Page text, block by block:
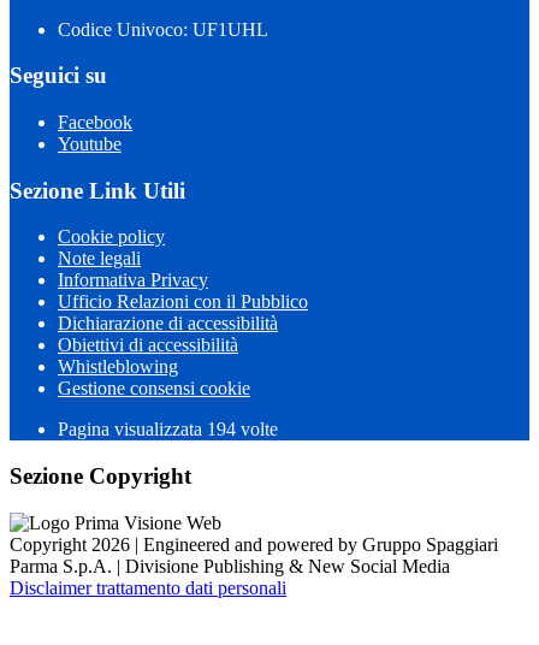
Codice Univoco: UF1UHL
Seguici su
Facebook
Youtube
Sezione Link Utili
Cookie policy
Note legali
Informativa Privacy
Ufficio Relazioni con il Pubblico
Dichiarazione di accessibilità
Obiettivi di accessibilità
Whistleblowing
Gestione consensi cookie
Pagina visualizzata 194 volte
Sezione Copyright
Copyright 2026 | Engineered and powered by Gruppo Spaggiari
Parma S.p.A. | Divisione Publishing & New Social Media
Disclaimer trattamento dati personali